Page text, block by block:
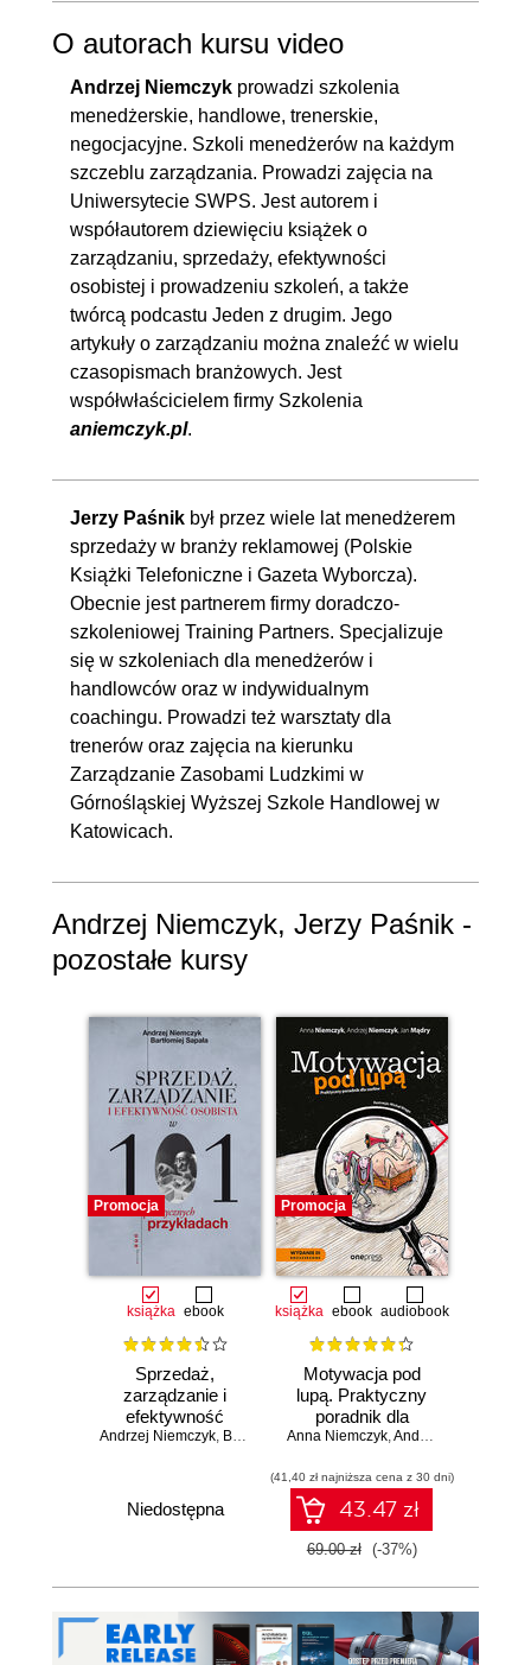
O autorach kursu video
Andrzej Niemczyk prowadzi szkolenia
menedżerskie, handlowe, trenerskie,
negocjacyjne. Szkoli menedżerów na każdym
szczeblu zarządzania. Prowadzi zajęcia na
Uniwersytecie SWPS. Jest autorem i
współautorem dziewięciu książek o
zarządzaniu, sprzedaży, efektywności
osobistej i prowadzeniu szkoleń, a także
twórcą podcastu Jeden z drugim. Jego
artykuły o zarządzaniu można znaleźć w wielu
czasopismach branżowych. Jest
współwłaścicielem firmy Szkolenia
aniemczyk.pl.
Jerzy Paśnik był przez wiele lat menedżerem
sprzedaży w branży reklamowej (Polskie
Książki Telefoniczne i Gazeta Wyborcza).
Obecnie jest partnerem firmy doradczo-
szkoleniowej Training Partners. Specjalizuje
się w szkoleniach dla menedżerów i
handlowców oraz w indywidualnym
coachingu. Prowadzi też warsztaty dla
trenerów oraz zajęcia na kierunku
Zarządzanie Zasobami Ludzkimi w
Górnośląskiej Wyższej Szkole Handlowej w
Katowicach.
Andrzej Niemczyk, Jerzy Paśnik -
pozostałe kursy
Promocja
książka ebook
Sprzedaż,
zarządzanie i
efektywność
osobista w 101
Andrzej Niemczyk, Bartłomiej Sapała
Niedostępna
Promocja
książka ebook audiobook
Motywacja pod
lupą. Praktyczny
poradnik dla
szefów. Wydanie 3
Anna Niemczyk,Andrzej Niemczyk
(41,40 zł najniższa cena z 30 dni)
43.47 zł
69.00 zł (-37%)